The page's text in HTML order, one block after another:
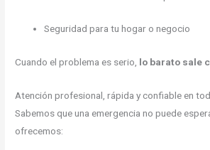
Seguridad para tu hogar o negocio
Cuando el problema es serio, lo barato sale
Atención profesional, rápida y confiable en
Sabemos que una emergencia no puede
ofrecemos: